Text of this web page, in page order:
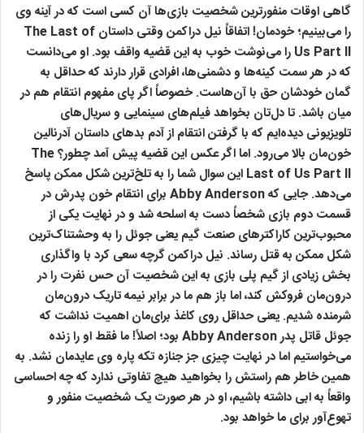
گاهی اوقات منفورترین شخصیت بازی‌ها آن کسی است که در آینه وی
را می‌بینیم؛ خودمان! اتفاقاً نیل دراکمن وقتی داستان The Last of
Us Part II را می‌نوشت خوب به این قضیه واقف بود. او می‌دانست
که در هر سمت کینه‌ها و دشمنی‌ها، افرادی قرار دارند که حداقل به
گمان خودشان حق با آن‌هاست. خصوصاً اگر پای مفهوم انتقام هم در
میان باشد. تا دل‌تان بخواهد فیلم‌های سینمایی و سریال‌های
تلویزیونی دیده‌ایم که با گرفتن انتقام از آدم بدهای داستان آدرنالین
خون‌مان بالا می‌رود. اما اگر عکس این قضیه پیش آمد چطور؟ The
Last of Us Part II این سوال شما را به تلخ‌ترین شکل ممکن پاسخ
می‌دهد. جایی که Abby Anderson برای انتقام خون پدرش در
قسمت دوم بازی شخصاً دست به اسلحه شد و در نهایت یکی از
محبوب‌ترین کاراکترهای صنعت گیم یعنی جوئل را به وحشتناک‌ترین
شکل ممکن به قتل رساند. نیل دراکمن گرچه سعی کرد با واگذاری
بخش زیادی از گیم پلی بازی به این شخصیت آن حس نفرت را در
درون‌مان فروکش کند، اما باز هم ما در برابر نیمه تاریک درون‌مان
شرمنده شدیم. یعنی حداقل روی کاغذ برای‌مان اهمیت نداشت که
جوئل قاتل پدر Abby Anderson بود؛ اصلاً! ما فقط او را زنده
می‌خواستیم اما در نهایت چیزی جز جنازه تکه پاره وی عایدمان نشد. به
همین خاطر هم راستش را بخواهید هیچ تفاوتی ندارد که چه احساسی
واقعاً به ابی داشته باشیم، او در هر صورت یک شخصیت منفور و
تهوع‌آور برای ما خواهد بود.